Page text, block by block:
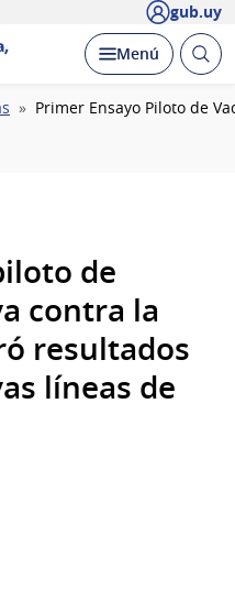
gub.uy
Desplegar
Menú Abrir
Primer Ensayo Piloto de
de
contra la
resultados
líneas de